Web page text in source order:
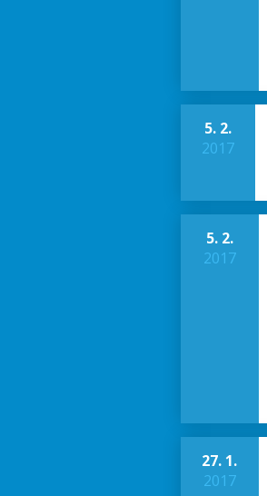
5. 2.
2017
5. 2.
2017
27. 1.
2017